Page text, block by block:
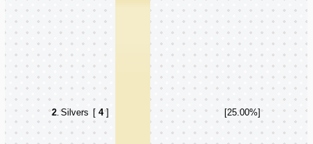
2. Silvers [ 4] [25.00%]